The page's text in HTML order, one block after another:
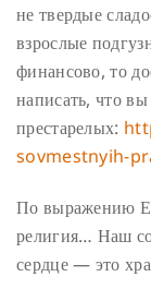
не твердые
взрослые
финансово, то
написать, что
престарелых:
sovmestnyih-
По выражению
религия… Наш
сердце — это